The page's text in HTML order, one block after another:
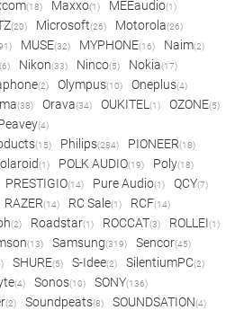
(18) Maxxo(1) MEEaudio(1)
(20) Microsoft(26) Motorola(26)
MUSE(32) MYPHONE(16) Naim(2)
(6) Nikon(33) Ninco(5) Nokia(17)
(2) Olympus(10) Oneplus(4)
(38) Orava(34) OUKITEL (1) OZONE(5)
(4)
(15) Philips(284) PIONEER(18)
(1) POLK AUDIO(19) Poly(18)
PRESTIGIO(14) Pure Audio(1) QCY(7)
RAZER(14) RC Sale(1) RCF(14)
(2) Roadstar(1) ROCCAT(3) ROLLEI(1)
(13) Samsung(319) Sencor(45)
SHURE(5) S-Idee(2) SilentiumPC(2)
(4) Sonos(10) SONY(136)
(2) Soundpeats(8) SOUNDSATION(4)